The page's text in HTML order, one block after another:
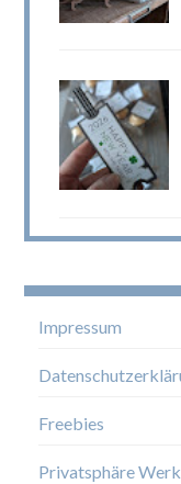
Impressum
Freebies
Privatsphäre